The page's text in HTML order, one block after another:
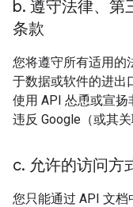
b. 遵守法律、第
条款
您将遵守所有适用的
于数据或软件的进出
使用 API 怂恿或宣
违反 Google（或其
c. 允许的访问方
您只能通过 API 文